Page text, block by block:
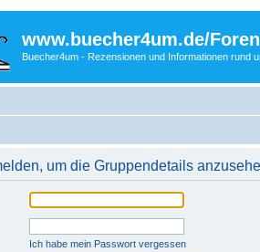
www.buecher4um.de/Foren
Buecher4um - Rezensionen und Informationen rund
um die Gruppendetails
Ich habe mein Passwort vergessen